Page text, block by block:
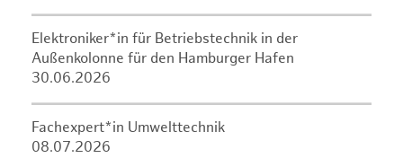
Elektroniker*in für Betriebstechnik in der
Außenkolonne für den Hamburger Hafen
30.06.2026
Fachexpert*in Umwelttechnik
08.07.2026